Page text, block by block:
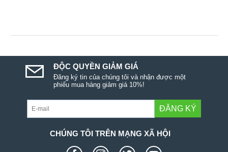
ĐỘC QUYỀN GIẢM GIÁ
Đăng ký tin của chúng tôi và nhận được một
phiếu mua hàng giảm giá 10%!
ĐĂNG KÝ
CHÚNG TÔI TRÊN MẠNG XÃ HỘI